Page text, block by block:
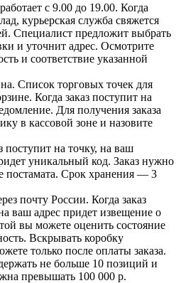
с 9.00 до 19.00. Когда
курьерская служба свяжется
Специалист предложит выбрать
и уточнит адрес. Осмотрите
и соответствие указанной
Список торговых точек для
Когда заказ поступит на
Для получения заказа
в кассовой зоне и назовите
поступит на точку, на ваш
уникальный код. Заказ нужно
постамата. Срок хранения — 3
почту России. Когда заказ
ваш адрес придет извещение о
вы можете оценить состояние
Вскрывать коробку
только после оплаты заказа.
не больше 10 позиций и
превышать 100 000 р.